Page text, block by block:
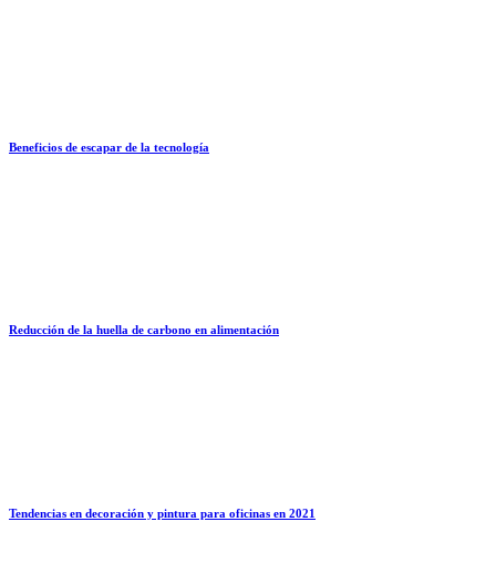
Beneficios de escapar de la tecnología
Reducción de la huella de carbono en alimentación
Tendencias en decoración y pintura para oficinas en 2021